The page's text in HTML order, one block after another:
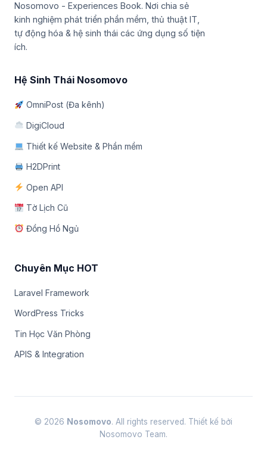
Nosomovo - Experiences Book. Nơi chia sẻ
kinh nghiệm phát triển phần mềm, thủ thuật IT,
tự động hóa & hệ sinh thái các ứng dụng số tiện
ích.
Hệ Sinh Thái Nosomovo
OmniPost (Đa kênh)
DigiCloud
Thiết kế Website & Phần mềm
H2DPrint
Open API
Tờ Lịch Cũ
Đồng Hồ Ngủ
Chuyên Mục HOT
Laravel Framework
WordPress Tricks
Tin Học Văn Phòng
APIS & Integration
© 2026 Nosomovo. All rights reserved. Thiết kế bởi
Nosomovo Team.